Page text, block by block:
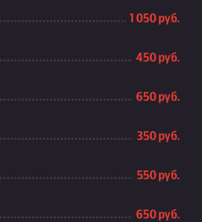
1 050 руб.
450 руб.
650 руб.
350 руб.
550 руб.
650 руб.